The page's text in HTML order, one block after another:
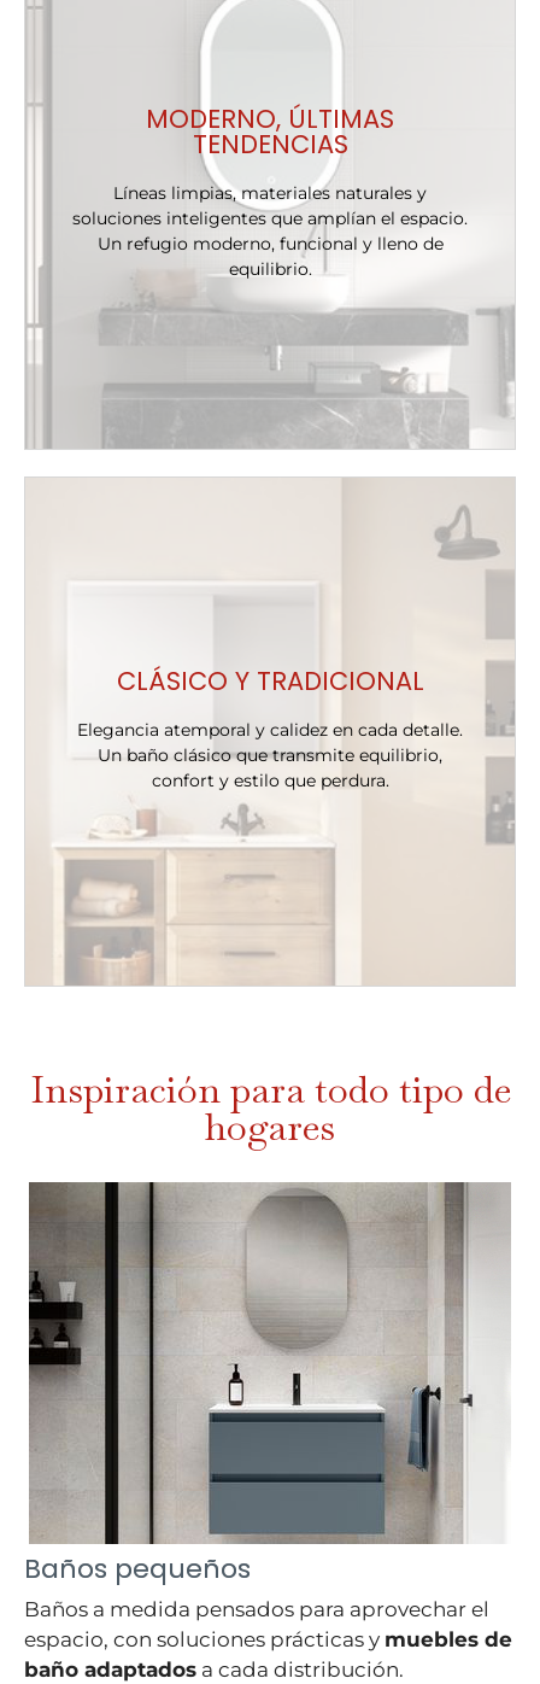
MODERNO, ÚLTIMAS
TENDENCIAS
Líneas limpias, materiales naturales y
soluciones inteligentes que amplían el espacio.
Un refugio moderno, funcional y lleno de
equilibrio.
CLÁSICO Y TRADICIONAL
Elegancia atemporal y calidez en cada detalle.
Un baño clásico que transmite equilibrio,
confort y estilo que perdura.
Inspiración para todo tipo de
hogares
Baños pequeños
Baños a medida pensados para aprovechar el
espacio, con soluciones prácticas y muebles de
baño adaptados a cada distribución.